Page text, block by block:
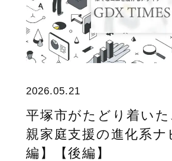
2026.05.21
平塚市がたどり着いた
親家庭支援の進化系ナ
編】【後編】